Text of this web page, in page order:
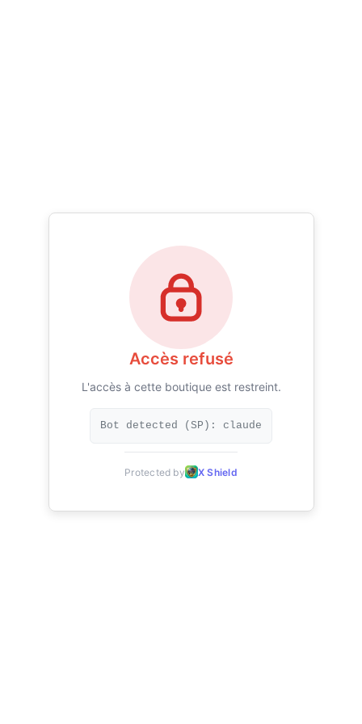
Accès refusé
L'accès à cette boutique est restreint.
Bot detected (SP): claude
Protected by X Shield